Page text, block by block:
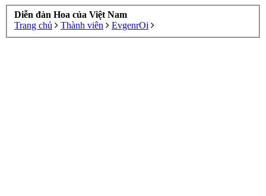
Diễn đàn Hoa của Việt Nam
Trang chủ
Thành viên EvgenrOi